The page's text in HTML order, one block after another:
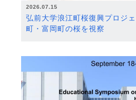
2026.07.15
弘前大学浪江町桜復興プロジ
町・富岡町の桜を視察